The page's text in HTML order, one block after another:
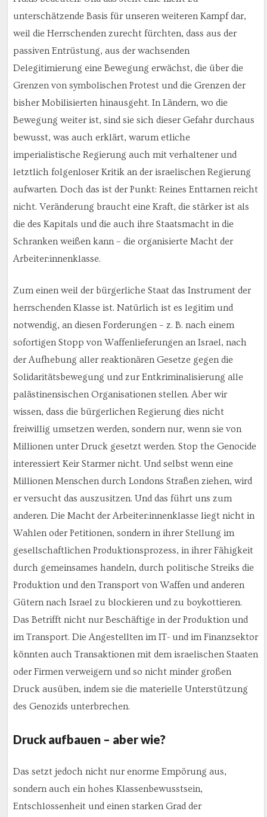
unterschätzende Basis für unseren weiteren Kampf dar,
weil die Herrschenden zurecht fürchten, dass aus der
passiven Entrüstung, aus der wachsenden
Delegitimierung eine Bewegung erwächst, die über die
Grenzen von symbolischen Protest und die Grenzen der
bisher Mobilisierten hinausgeht. In Ländern, wo die
Bewegung weiter ist, sind sie sich dieser Gefahr durchaus
bewusst, was auch erklärt, warum etliche
imperialistische Regierung auch mit verhaltener und
letztlich folgenloser Kritik an der israelischen Regierung
aufwarten. Doch das ist der Punkt: Reines Enttarnen reicht
nicht. Veränderung braucht eine Kraft, die stärker ist als
die des Kapitals und die auch ihre Staatsmacht in die
Schranken weißen kann – die organisierte Macht der
Arbeiter:innenklasse.
Zum einen weil der bürgerliche Staat das Instrument der
herrschenden Klasse ist. Natürlich ist es legitim und
notwendig, an diesen Forderungen – z. B. nach einem
sofortigen Stopp von Waffenlieferungen an Israel, nach
der Aufhebung aller reaktionären Gesetze gegen die
Solidaritätsbewegung und zur Entkriminalisierung alle
palästinensischen Organisationen stellen. Aber wir
wissen, dass die bürgerlichen Regierung dies nicht
freiwillig umsetzen werden, sondern nur, wenn sie von
Millionen unter Druck gesetzt werden. Stop the Genocide
interessiert Keir Starmer nicht. Und selbst wenn eine
Millionen Menschen durch Londons Straßen ziehen, wird
er versucht das auszusitzen. Und das führt uns zum
anderen. Die Macht der Arbeiter:innenklasse liegt nicht in
Wahlen oder Petitionen, sondern in ihrer Stellung im
gesellschaftlichen Produktionsprozess, in ihrer Fähigkeit
durch gemeinsames handeln, durch politische Streiks die
Produktion und den Transport von Waffen und anderen
Gütern nach Israel zu blockieren und zu boykottieren.
Das Betrifft nicht nur Beschäftige in der Produktion und
im Transport. Die Angestellten im IT- und im Finanzsektor
könnten auch Transaktionen mit dem israelischen Staaten
oder Firmen verweigern und so nicht minder großen
Druck ausüben, indem sie die materielle Unterstützung
des Genozids unterbrechen.
Druck aufbauen – aber wie?
Das setzt jedoch nicht nur enorme Empörung aus,
sondern auch ein hohes Klassenbewusstsein,
Entschlossenheit und einen starken Grad der